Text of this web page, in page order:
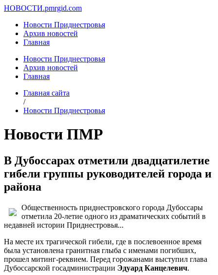
НОВОСТИ.pmrgid.com
Новости Приднестровья
Архив новостей
Главная
Новости Приднестровья
Архив новостей
Главная
Главная сайта
/
Новости Приднестровья
Новости ПМР
В Дубоссарах отметили двадцатилетие
гибели группы руководителей города и
района
Общественность приднестровского города Дубоссары
отметила 20-летие одного из драматических событий в
недавней истории Приднестровья...
На месте их трагической гибели, где в послевоенное время
была установлена гранитная глыба с именами погибших,
прошел митинг-реквием. Перед горожанами выступил глава
Дубоссарской госадминистрации Эдуард Канцелевич.